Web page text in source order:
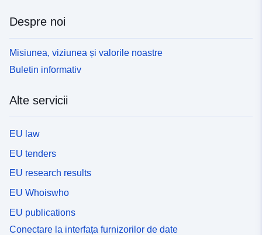
Despre noi
Misiunea, viziunea și valorile noastre
Buletin informativ
Alte servicii
EU law
EU tenders
EU research results
EU Whoiswho
EU publications
Conectare la interfața furnizorilor de date